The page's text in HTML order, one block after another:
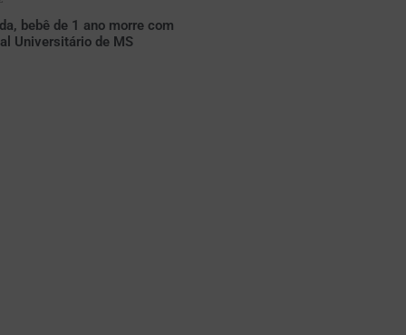
bebê de 1 ano morre com
Universitário de MS